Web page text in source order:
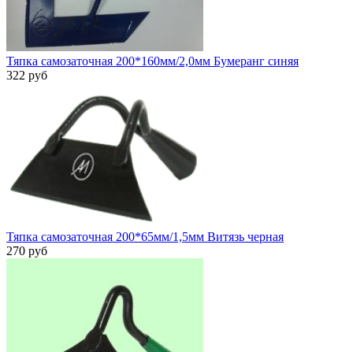
Тяпка самозаточная 200*160мм/2,0мм Бумеранг синяя
322 руб
Тяпка самозаточная 200*65мм/1,5мм Витязь черная
270 руб